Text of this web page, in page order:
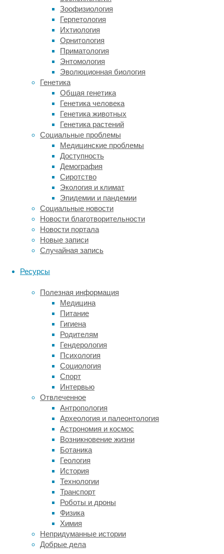
Зоофизиология
Герпетология
Ихтиология
Орнитология
Приматология
Энтомология
Эволюционная биология
Генетика
Общая генетика
Генетика человека
Генетика животных
Генетика растений
Социальные проблемы
Медицинские проблемы
Доступность
Демография
Сиротство
Экология и климат
Эпидемии и пандемии
Социальные новости
Новости благотворительности
Новости портала
Новые записи
Случайная запись
Ресурсы
Полезная информация
Медицина
Питание
Гигиена
Родителям
Гендерология
Психология
Социология
Спорт
Интервью
Отвлеченное
Антропология
Археология и палеонтология
Астрономия и космос
Возникновение жизни
Ботаника
Геология
История
Технологии
Транспорт
Роботы и дроны
Физика
Химия
Непридуманные истории
Добрые дела
Альцгеймера
происходит
нарушение
способности
управлять
своими
чувствами.
В
здоровом
мозге
существует
два
механизма
регуляции
эмоций.
Если
негативное
переживание
больше
не
повторяется,
наша
реакция
на
с
стимулы
постепенно
ослабевает.
Простейший
пример
это
угасание
страха.
Если
какая-
то
ситуация
больше
не
предвещает
опасности,
человек
перестает
бояться.
За
этот
механизм
отвечают
области